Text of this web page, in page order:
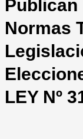
Publican
Normas
LEY Nº